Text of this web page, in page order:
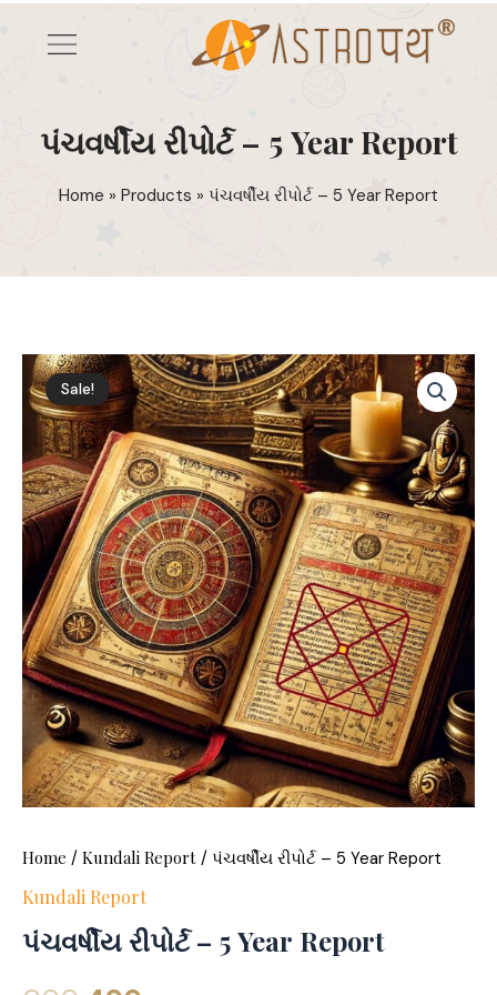
Menu
પંચવર્ષીય રીપોર્ટ – 5 Year Report
Home » Products » પંચવર્ષીય રીપોર્ટ – 5 Year Report
Sale!
Home / Kundali Report / પંચવર્ષીય રીપોર્ટ – 5 Year Report
Kundali Report
પંચવર્ષીય રીપોર્ટ – 5 Year Report
Year
Report
quantity